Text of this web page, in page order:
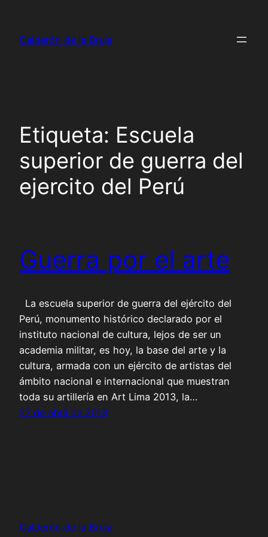
contenido
Calderón de la Bruja
Etiqueta: Escuela
superior de guerra del
ejercito del Perú
Guerra por el arte
La escuela superior de guerra del ejército del
Perú, monumento histórico declarado por el
instituto nacional de cultura, lejos de ser un
academia militar, es hoy, la base del arte y la
cultura, armada con un ejército de artistas del
ámbito nacional e internacional que muestran
toda su artillería en Art Lima 2013, la…
27 de abril de 2013
Calderón de la Bruja